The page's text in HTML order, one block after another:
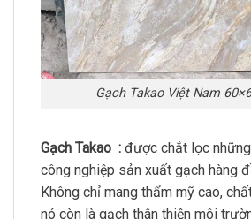
Gạch Takao Việt Nam
Gạch Takao : được chắt lọc
công nghiệp sản xuất gạch hàng
Không chỉ mang thẩm mỹ cao,
nó còn là gạch thân thiện môi